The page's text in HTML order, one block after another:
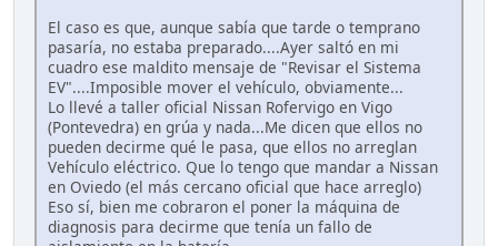
El caso es que, aunque sabía que tarde o temprano
pasaría, no estaba preparado....Ayer saltó en mi
cuadro ese maldito mensaje de "Revisar el Sistema
EV"....Imposible mover el vehículo, obviamente...
Lo llevé a taller oficial Nissan Rofervigo en Vigo
(Pontevedra) en grúa y nada...Me dicen que ellos no
pueden decirme qué le pasa, que ellos no arreglan
Vehículo eléctrico. Que lo tengo que mandar a Nissan
en Oviedo (el más cercano oficial que hace arreglo)
Eso sí, bien me cobraron el poner la máquina de
diagnosis para decirme que tenía un fallo de